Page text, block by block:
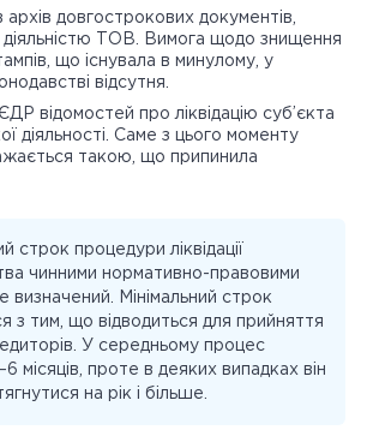
архів довгострокових документів,
діяльністю ТОВ. Вимога щодо знищення
що існувала в минулому, у
відсутня.
відомостей про ліквідацію суб’єкта
діяльності. Саме з цього моменту
такою, що припинила
строк процедури ліквідації
чинними нормативно-правовими
визначений. Мінімальний строк
з тим, що відводиться для прийняття
У середньому процес
місяців, проте в деяких випадках він
на рік і більше.